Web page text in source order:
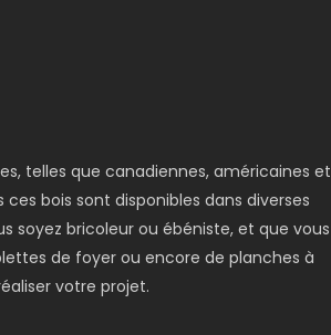
telles que canadiennes, américaines et
bois sont disponibles dans diverses
soyez bricoleur ou ébéniste, et que vous
de foyer ou encore de planches à
votre projet.